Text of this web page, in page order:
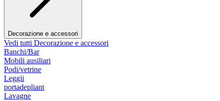
Decorazione e accessori
Vedi tutti Decorazione e accessori
Banchi/Bar
Mobili ausiliari
Podi/vetrine
Leggii
portadepliant
Lavagne